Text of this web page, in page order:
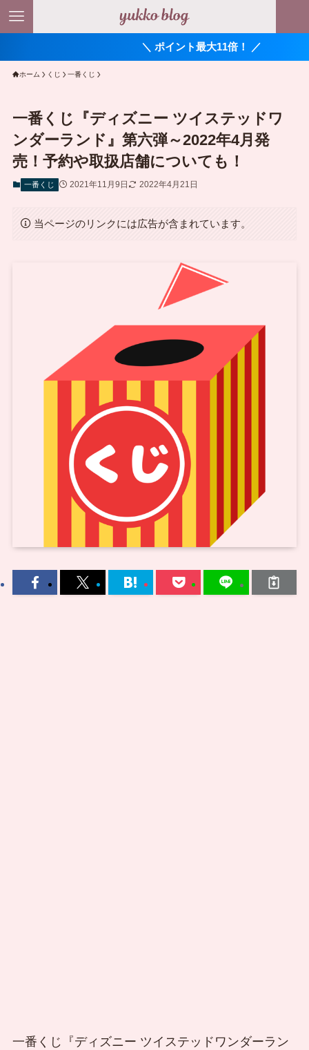
＼ ポイント最大11倍！ ／
ホーム くじ 一番くじ
一番くじ『ディズニー ツイステッドワ
ンダーランド』第六弾～2022年4月発
売！予約や取扱店舗についても！
一番くじ 2021年11月9日 2022年4月21日
当ページのリンクには広告が含まれています。
一番くじ『ディズニー ツイステッドワンダーラン